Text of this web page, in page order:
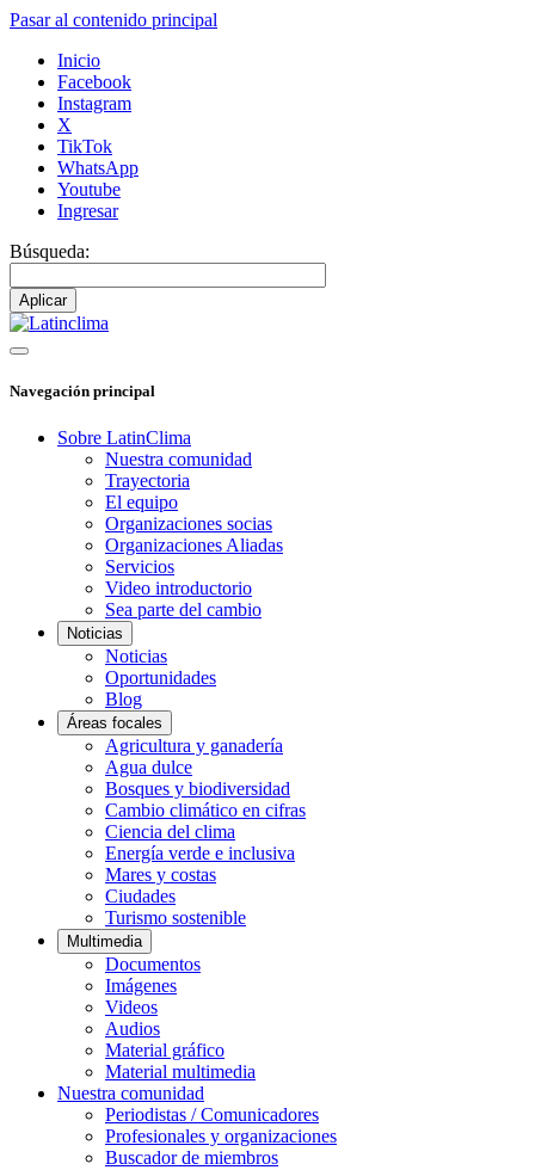
Pasar al contenido principal
Inicio
Facebook
Instagram
X
TikTok
WhatsApp
Youtube
Ingresar
Búsqueda:
Navegación principal
Sobre LatinClima
Nuestra comunidad
Trayectoria
El equipo
Organizaciones socias
Organizaciones Aliadas
Servicios
Video introductorio
Sea parte del cambio
Noticias
Noticias
Oportunidades
Blog
Áreas focales
Agricultura y ganadería
Agua dulce
Bosques y biodiversidad
Cambio climático en cifras
Ciencia del clima
Energía verde e inclusiva
Mares y costas
Ciudades
Turismo sostenible
Multimedia
Documentos
Imágenes
Videos
Audios
Material gráfico
Material multimedia
Nuestra comunidad
Periodistas / Comunicadores
Profesionales y organizaciones
Buscador de miembros